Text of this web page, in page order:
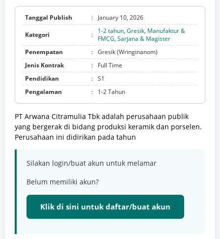
Tanggal Publish : January 10, 2026
Kategori : 1-2 tahun, Gresik, Manufaktur &
FMCG, Sarjana & Magister
Penempatan
: Gresik (Wringinanom)
Jenis Kontrak
:
Full Time
Pendidikan
: S1
Pengalaman
: 1-2 Tahun
PT Arwana Citramulia Tbk adalah perusahaan publik
yang bergerak di bidang produksi keramik dan porselen.
Perusahaan ini didirikan pada tahun
Silakan login/buat akun untuk melamar
Belum memiliki akun?
Klik di sini untuk daftar/buat akun